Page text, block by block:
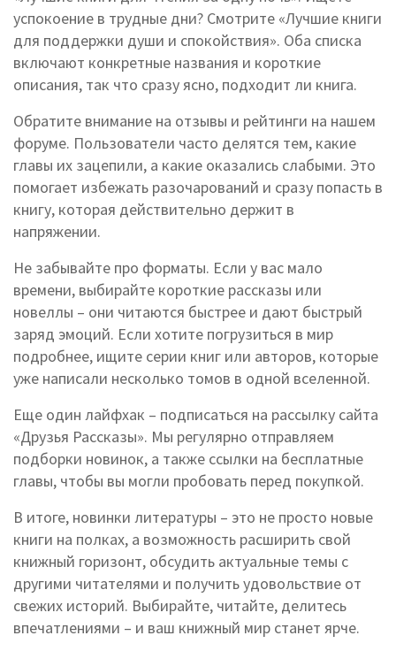
успокоение в трудные дни? Смотрите «Лучшие книги
для поддержки души и спокойствия». Оба списка
включают конкретные названия и короткие
описания, так что сразу ясно, подходит ли книга.
Обратите внимание на отзывы и рейтинги на нашем
форуме. Пользователи часто делятся тем, какие
главы их зацепили, а какие оказались слабыми. Это
помогает избежать разочарований и сразу попасть в
книгу, которая действительно держит в
напряжении.
Не забывайте про форматы. Если у вас мало
времени, выбирайте короткие рассказы или
новеллы – они читаются быстрее и дают быстрый
заряд эмоций. Если хотите погрузиться в мир
подробнее, ищите серии книг или авторов, которые
уже написали несколько томов в одной вселенной.
Еще один лайфхак – подписаться на рассылку сайта
«Друзья Рассказы». Мы регулярно отправляем
подборки новинок, а также ссылки на бесплатные
главы, чтобы вы могли пробовать перед покупкой.
В итоге, новинки литературы – это не просто новые
книги на полках, а возможность расширить свой
книжный горизонт, обсудить актуальные темы с
другими читателями и получить удовольствие от
свежих историй. Выбирайте, читайте, делитесь
впечатлениями – и ваш книжный мир станет ярче.